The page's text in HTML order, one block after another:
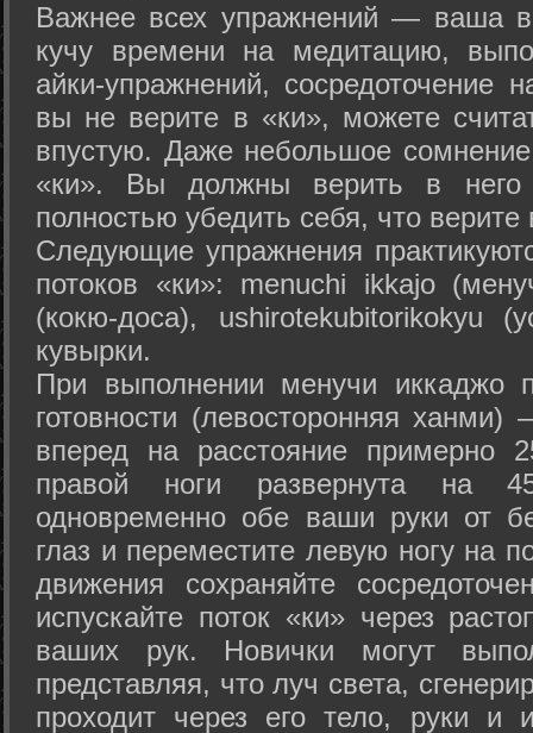
Важнее всех упражнений — ваша
кучу времени на медитацию,
айки-упражнений, сосредоточение
вы не верите в «ки», можете
впустую. Даже небольшое сомнение
«ки». Вы должны верить в
полностью убедить себя, что верите
Следующие упражнения
потоков «ки»: menuchi ikkajo
(кокю-доса), ushiro­tekubitori­kokyu
кувырки.
При выполнении менучи иккаджо
готовности (левосторонняя
вперед на расстояние примерно
правой ноги развернута на
одновременно обе ваши руки от
глаз и переместите левую ногу на
движения сохраняйте
испускайте поток «ки» через
ваших рук. Новички могут
представляя, что луч света,
проходит через его тело, руки и